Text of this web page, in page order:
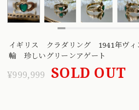
イギリス クラダリング 1941年ヴィ
輪 珍しいグリーンアゲート
¥999,999 SOLD OUT